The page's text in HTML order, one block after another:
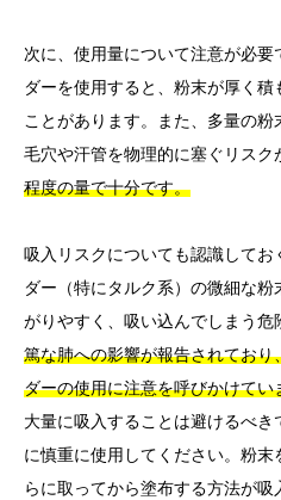
次に、使用量について注意が必
ダーを使用すると、粉末が厚く
ことがあります。また、多量の粉
毛穴や汗管を物理的に塞ぐリスク
程度の量で十分です。
吸入リスクについても認識して
ダー（特にタルク系）の微細な
がりやすく、吸い込んでしまう危
篤な肺への影響が報告されてお
ダーの使用に注意を呼びかけてい
大量に吸入することは避けるべ
に慎重に使用してください。粉
らに取ってから塗布する方法が吸